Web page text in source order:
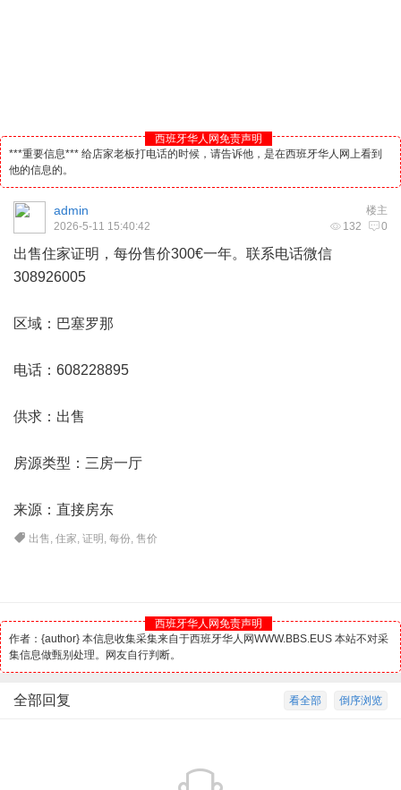
西班牙华人网免责声明
***重要信息*** 给店家老板打电话的时候，请告诉他，是在西班牙华人网上看到
他的信息的。
楼主
admin
132 0
2026-5-11 15:40:42
出售住家证明，每份售价300€一年。联系电话微信
308926005
区域：巴塞罗那
电话：608228895
供求：出售
房源类型：三房一厅
来源：直接房东
出售,住家,证明 ,每份,售价
西班牙华人网免责声明
作者：{author} 本信息收集采集来自于西班牙华人网WWW.BBS.EUS 本站不对采
集信息做甄别处理。网友自行判断。
倒序浏览
看全部
全部回复